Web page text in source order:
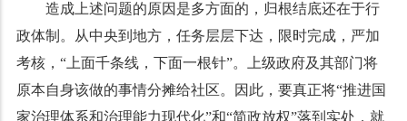
造成上述问题的原因是多方面的，归根结底还在于行
政体制。从中央到地方，任务层层下达，限时完成，严加
考核，“上面千条线，下面一根针”。上级政府及其部门将
原本自身该做的事情分摊给社区。因此，要真正将“推进国
家治理体系和治理能力现代化”和“简政放权”落到实处，就